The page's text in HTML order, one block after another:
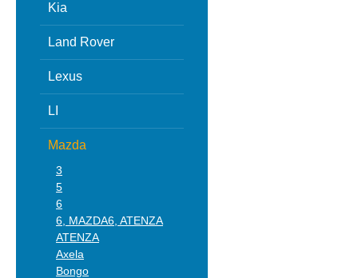
Kia
Land Rover
Lexus
LI
Mazda
3
5
6
6, MAZDA6, ATENZA
ATENZA
Axela
Bongo